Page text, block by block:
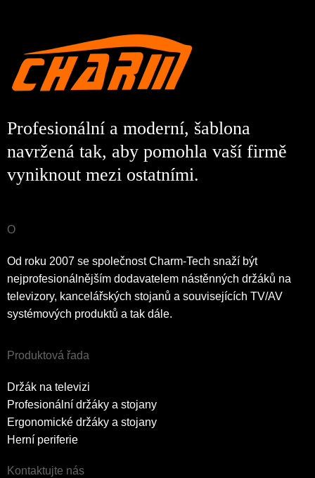
Profesionální a moderní, šablona
navržená tak, aby pomohla vaší firmě
vyniknout mezi ostatními.
O
Od roku 2007 se společnost Charm-Tech snaží být
nejprofesionálnějším dodavatelem nástěnných držáků na
televizory, kancelářských stojanů a souvisejících TV/AV
systémových produktů a tak dále.
Produktová řada
Držák na televizi
Profesionální držáky a stojany
Ergonomické držáky a stojany
Herní periferie
Kontaktujte nás